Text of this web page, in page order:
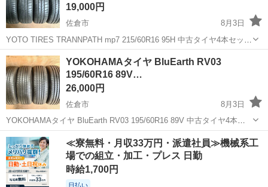
19,000円
佐倉市
8月3日
YOTO TIRES TRANNPATH mp7 215/60R16 95H 中古タイヤ4本セット
取りに来ていただける方歓迎です！ ※注意事項を必ずご確認いただ
き、ご理解いただける方のみお問い合わせ、ご購入をお...
千葉 佐倉市 タイヤ、ホイール
YOKOHAMAタイヤ BluEarth RV03
195/60R16 89V…
26,000円
佐倉市
8月3日
YOKOHAMAタイヤ BluEarth RV03 195/60R16 89V 中古タイヤ4本セ
ット 取りに来ていただける方歓迎です！ ※注意事項を必ずご確認いた
だき、ご理解いただける方のみお問い合わせ、ご購入を...
千葉 佐倉市 タイヤ、ホイール BluEarth
≪寮無料・月収33万円・派遣社員≫機械系工
場での組立・加工・プレス 日勤
時給1,700円
日払い